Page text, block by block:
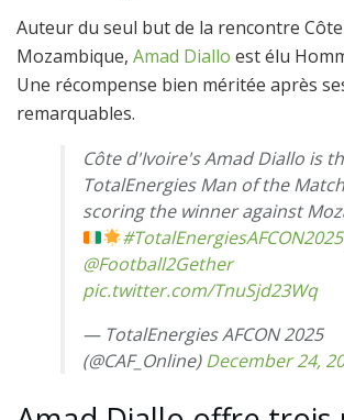
Auteur du seul but de la rencontre Côte
Mozambique, Amad Diallo est élu
Une récompense bien méritée après
remarquables.
Côte d'Ivoire's Amad Diallo is
TotalEnergies Man of the
scoring the winner against
#TotalEnergiesAFCON2025
@Football2Gether
pic.twitter.com/TnuSjd23Wq
— TotalEnergies AFCON 2025
(@CAF_Online)December 24,